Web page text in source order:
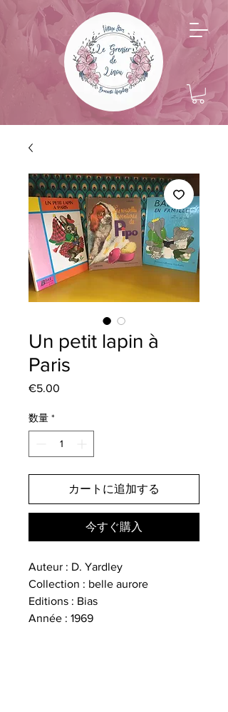
Un petit lapin à
Paris
€5.00
数量 *
カートに追加する
今すぐ購入
Auteur : D. Yardley
Collection : belle aurore
Editions : Bias
Année : 1969